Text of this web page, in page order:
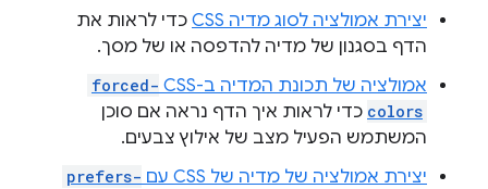
יצירת אמולציה לסוג מדיה CSS
כדי לראות את
הדף בסגנון של מדיה להדפסה או של מסך.
אמולציה של תכונת המדיה ב-CSS‏
forced-
colors כדי לראות איך הדף נראה אם סוכן
המשתמש הפעיל מצב של אילוץ צבעים.
יצירת אמולציה של מדיה של CSS עם
prefers-